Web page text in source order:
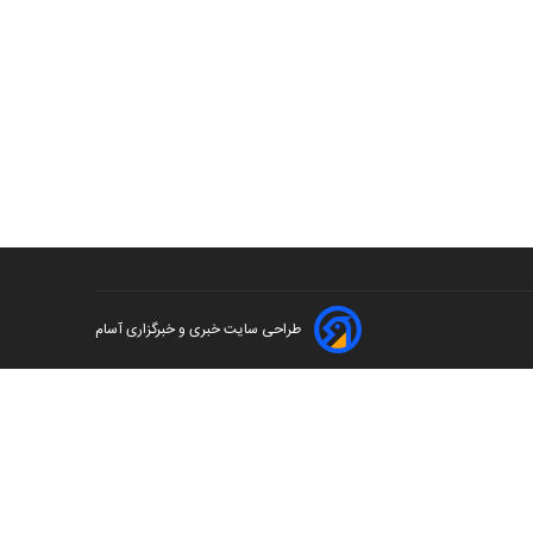
طراحی سایت خبری و خبرگزاری آسام